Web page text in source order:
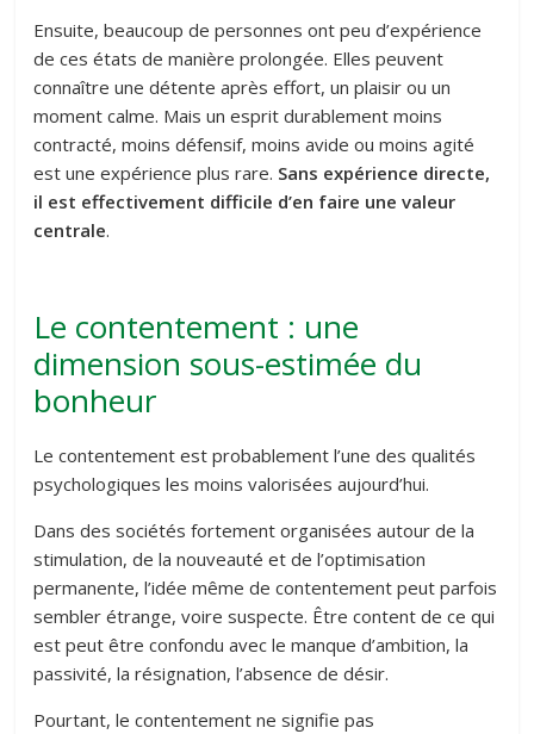
Ensuite, beaucoup de personnes ont peu d’expérience
de ces états de manière prolongée. Elles peuvent
connaître une détente après effort, un plaisir ou un
moment calme. Mais un esprit durablement moins
contracté, moins défensif, moins avide ou moins agité
est une expérience plus rare. Sans expérience directe,
il est effectivement difficile d’en faire une valeur
centrale.
Le contentement : une
dimension sous-estimée du
bonheur
Le contentement est probablement l’une des qualités
psychologiques les moins valorisées aujourd’hui.
Dans des sociétés fortement organisées autour de la
stimulation, de la nouveauté et de l’optimisation
permanente, l’idée même de contentement peut parfois
sembler étrange, voire suspecte. Être content de ce qui
est peut être confondu avec le manque d’ambition, la
passivité, la résignation, l’absence de désir.
Pourtant, le contentement ne signifie pas